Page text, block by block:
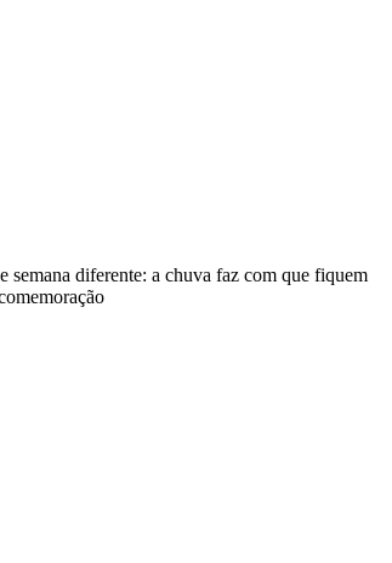
semana diferente: a chuva faz com que fiquem